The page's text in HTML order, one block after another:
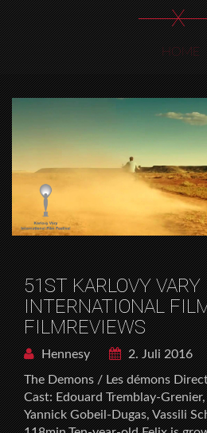
X
HOME
51ST KARLOVY VARY
INTERNATIONAL
FILMREVIEWS
Hennesy
2. Juli 2016
The Demons / Les démons
Cast: Edouard Tremblay-
Yannick Gobeil-Dugas, Vassili